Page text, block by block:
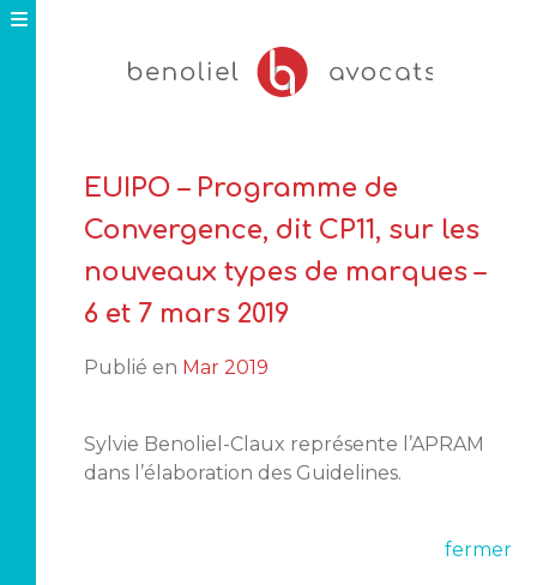
EUIPO – Programme de
Convergence, dit CP11, sur les
nouveaux types de marques –
6 et 7 mars 2019
Publié en Mar 2019
Sylvie Benoliel-Claux représente l’APRAM
dans l’élaboration des Guidelines.
fermer